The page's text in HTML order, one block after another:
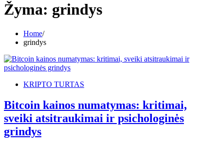
Žyma: grindys
Home
grindys
KRIPTO TURTAS
Bitcoin kainos numatymas: kritimai,
sveiki atsitraukimai ir psichologinės
grindys